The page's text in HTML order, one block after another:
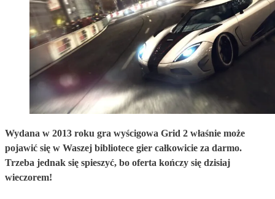
Wydana w 2013 roku gra wyścigowa Grid 2 właśnie może
pojawić się w Waszej bibliotece gier całkowicie za darmo.
Trzeba jednak się spieszyć, bo oferta kończy się dzisiaj
wieczorem!